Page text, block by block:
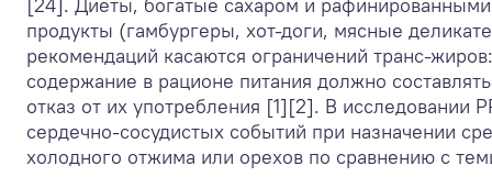
[24]. Диеты, богатые сахаром и
продукты (гамбургеры, хот-доги, мясные
рекомендаций касаются ограничений транс-
содержание в рационе питания должно
отказ от их употребления [1][2]. В исследовании
сердечно-сосудистых событий при назначении
холодного отжима или орехов по сравнению с